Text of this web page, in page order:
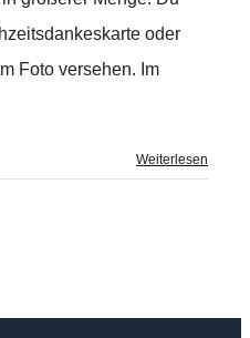
oder
Foto versehen. Im
Weiterlesen